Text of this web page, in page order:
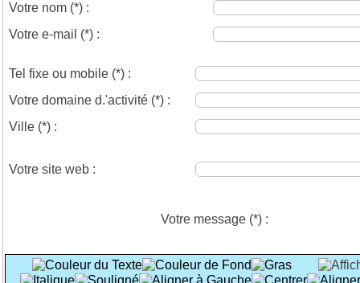
Votre nom (*) :
Votre e-mail (*) :
Tel fixe ou mobile (*) :
Votre domaine d.'activité (*) :
Ville (*) :
Votre site web :
Votre message (*) :